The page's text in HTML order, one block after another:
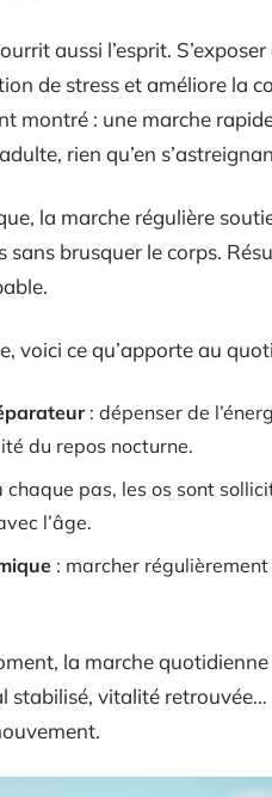
aussi l’esprit.
de stress et améliore la
montré : une marche
rien qu’en
la marche régulière
sans brusquer le corps.
voici ce qu’apporte au
: dépenser de
du repos nocturne.
chaque pas, les os sont
l’âge.
: marcher
la marche
stabilisé, vitalité